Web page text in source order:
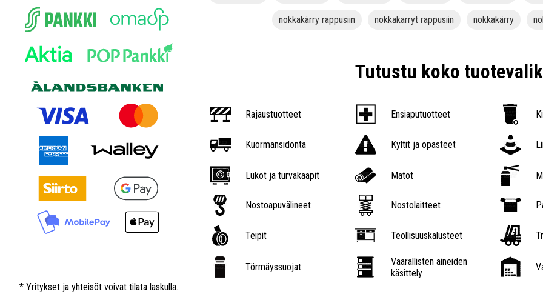
* Yritykset ja yhteisöt voivat tilata laskulla.
nokkakärry rappusiin nokkakärryt rappusiin nokkakärry
Tutustu koko
Rajaustuotteet Ensiaputuotteet
Kuormansidonta Kyltit ja opasteet
Lukot ja turvakaapit Matot
Nostoapuvälineet Nostolaitteet
Teipit Teollisuuskalusteet
Törmäyssuojat
Vaarallisten aineiden
käsittely